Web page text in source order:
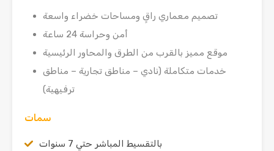
تصميم معماري راقٍ ومساحات خضراء واسعة
أمن وحراسة 24 ساعة
موقع مميز بالقرب من الطرق والمحاور الرئيسية
خدمات متكاملة (نادي – مناطق تجارية – مناطق
ترفيهية)
سمات
بالتقسيط المباشر حتي 7 سنوات